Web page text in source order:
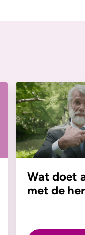
Wat doet
met de